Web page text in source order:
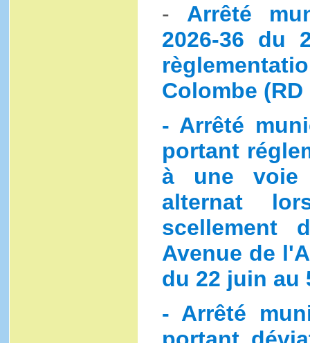
- Arrêté
2026-36 du
Colombe (RD
- Arrêté
portant
à une voie
alternat
scellement
Avenue de
du 22 juin au
- Arrêté